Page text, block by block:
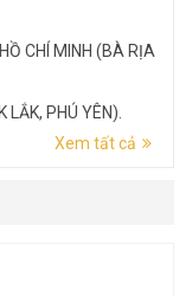
CHÍ MINH (BÀ RỊA
PHÚ YÊN).
(LÂM ĐỒNG, ĐẮK
Xem tất cả